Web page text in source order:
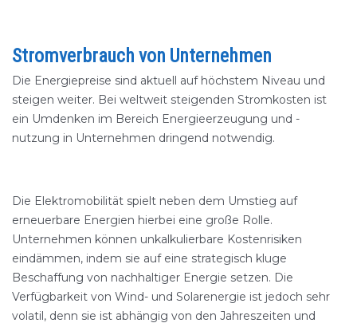
Stromverbrauch von Unternehmen
Die Energiepreise sind aktuell auf höchstem Niveau und
steigen weiter. Bei weltweit steigenden Stromkosten ist
ein Umdenken im Bereich Energieerzeugung und -
nutzung in Unternehmen dringend notwendig.
Die Elektromobilität spielt neben dem Umstieg auf
erneuerbare Energien hierbei eine große Rolle.
Unternehmen können unkalkulierbare Kostenrisiken
eindämmen, indem sie auf eine strategisch kluge
Beschaffung von nachhaltiger Energie setzen. Die
Verfügbarkeit von Wind- und Solarenergie ist jedoch sehr
volatil, denn sie ist abhängig von den Jahreszeiten und